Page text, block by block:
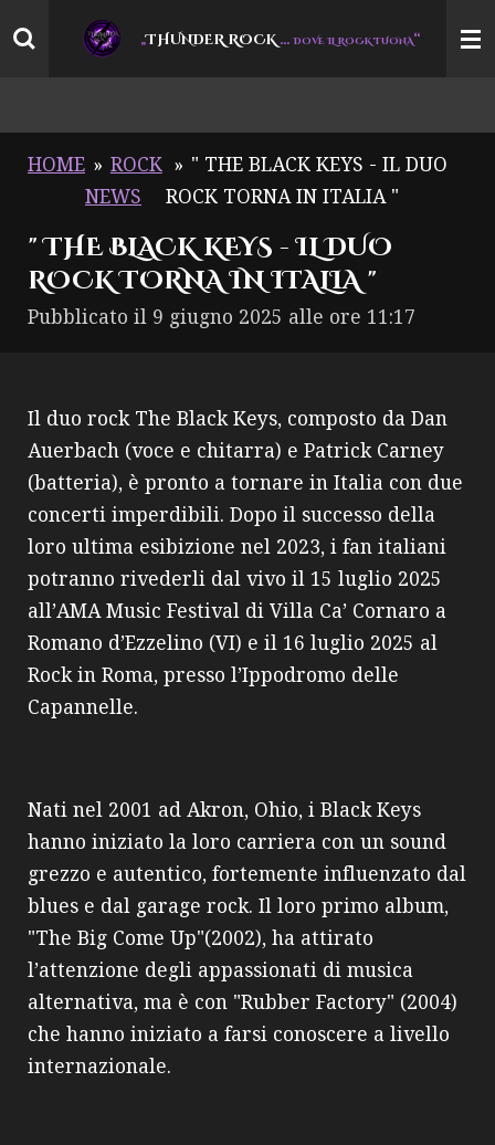
Vai
„THUNDER ROCK… DOVE IL ROCK TUONA“
HOME » ROCK
NEWS
» " THE BLACK KEYS - IL DUO
ROCK TORNA IN ITALIA "
" THE BLACK KEYS - IL DUO
ROCK TORNA IN ITALIA "
Pubblicato il 9 giugno 2025 alle ore 11:17
Il duo rock The Black Keys, composto da Dan
Auerbach (voce e chitarra) e Patrick Carney
(batteria), è pronto a tornare in Italia con due
concerti imperdibili. Dopo il successo della
loro ultima esibizione nel 2023, i fan italiani
potranno rivederli dal vivo il 15 luglio 2025
all’AMA Music Festival di Villa Ca’ Cornaro a
Romano d’Ezzelino (VI) e il 16 luglio 2025 al
Rock in Roma, presso l’Ippodromo delle
Capannelle.
Nati nel 2001 ad Akron, Ohio, i Black Keys
hanno iniziato la loro carriera con un sound
grezzo e autentico, fortemente influenzato dal
blues e dal garage rock. Il loro primo album,
"The Big Come Up"(2002), ha attirato
l’attenzione degli appassionati di musica
alternativa, ma è con "Rubber Factory" (2004)
che hanno iniziato a farsi conoscere a livello
internazionale.